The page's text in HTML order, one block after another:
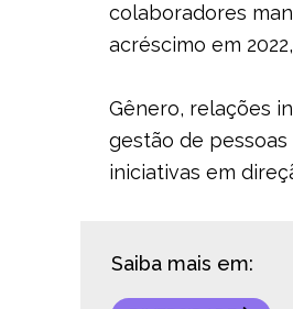
colaboradores
acréscimo em
Gênero, relações
gestão de
iniciativas em
Saiba mais em: